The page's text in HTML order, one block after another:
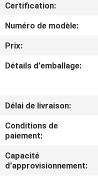
DE
NOUS
VISITE
CONTRÔLE
DE
QUALITÉ
Certification:
Numéro de modèle:
Prix:
Détails d'emballage:
Délai de livraison:
Conditions de
paiement:
Capacité
d'approvisionnement: